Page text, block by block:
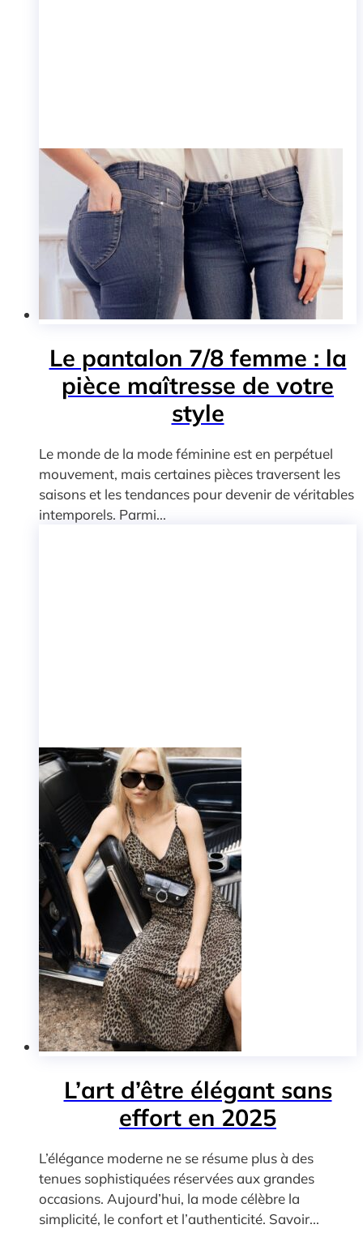
Le pantalon 7/8 femme : la
pièce maîtresse de votre
style
Le monde de la mode féminine est en perpétuel
mouvement, mais certaines pièces traversent les
saisons et les tendances pour devenir de véritables
intemporels. Parmi...
L’art d’être élégant sans
effort en 2025
L’élégance moderne ne se résume plus à des
tenues sophistiquées réservées aux grandes
occasions. Aujourd’hui, la mode célèbre la
simplicité, le confort et l’authenticité. Savoir...